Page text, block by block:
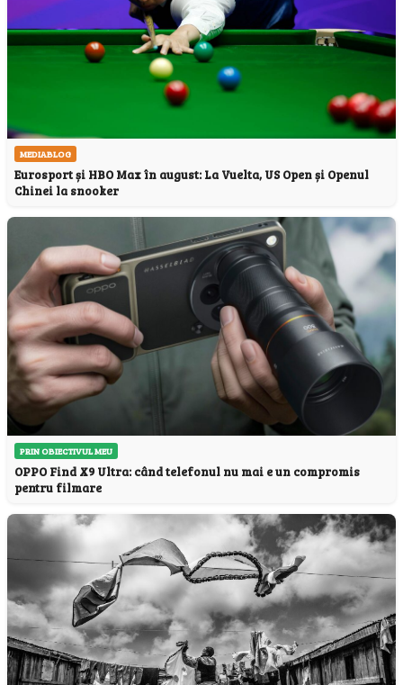
MEDIABLOG
Eurosport și HBO Max în august: La Vuelta, US Open și Openul
Chinei la snooker
PRIN OBIECTIVUL MEU
OPPO Find X9 Ultra: când telefonul nu mai e un compromis
pentru filmare